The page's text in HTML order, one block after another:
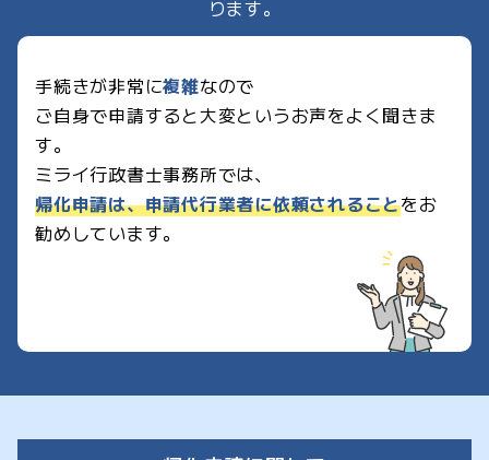
ります。
手続きが非常に複雑なので
ご自身で申請すると大変というお声をよく聞きま
す。
ミライ行政書士事務所では、
帰化申請は、申請代行業者に依頼されることをお
勧めしています。